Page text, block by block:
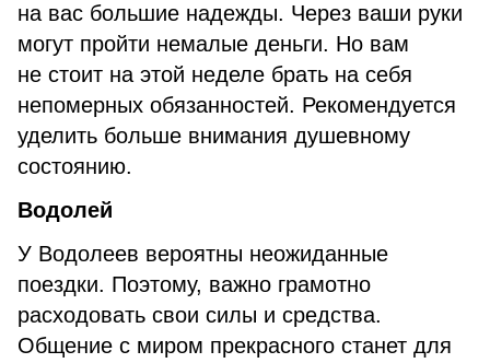
на вас большие надежды. Через ваши руки
могут пройти немалые деньги. Но вам
не стоит на этой неделе брать на себя
непомерных обязанностей. Рекомендуется
уделить больше внимания душевному
состоянию.
Водолей
У Водолеев вероятны неожиданные
поездки. Поэтому, важно грамотно
расходовать свои силы и средства.
Общение с миром прекрасного станет для